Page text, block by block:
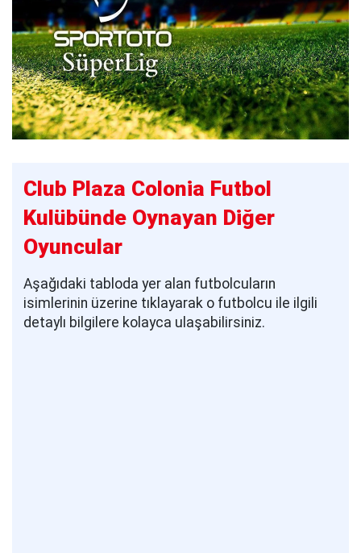
Club Plaza Colonia Futbol
Kulübünde Oynayan Diğer
Oyuncular
Aşağıdaki tabloda yer alan futbolcuların
isimlerinin üzerine tıklayarak o futbolcu ile ilgili
detaylı bilgilere kolayca ulaşabilirsiniz.